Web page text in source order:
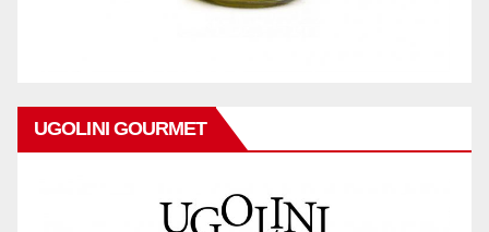
UGOLINI GOURMET